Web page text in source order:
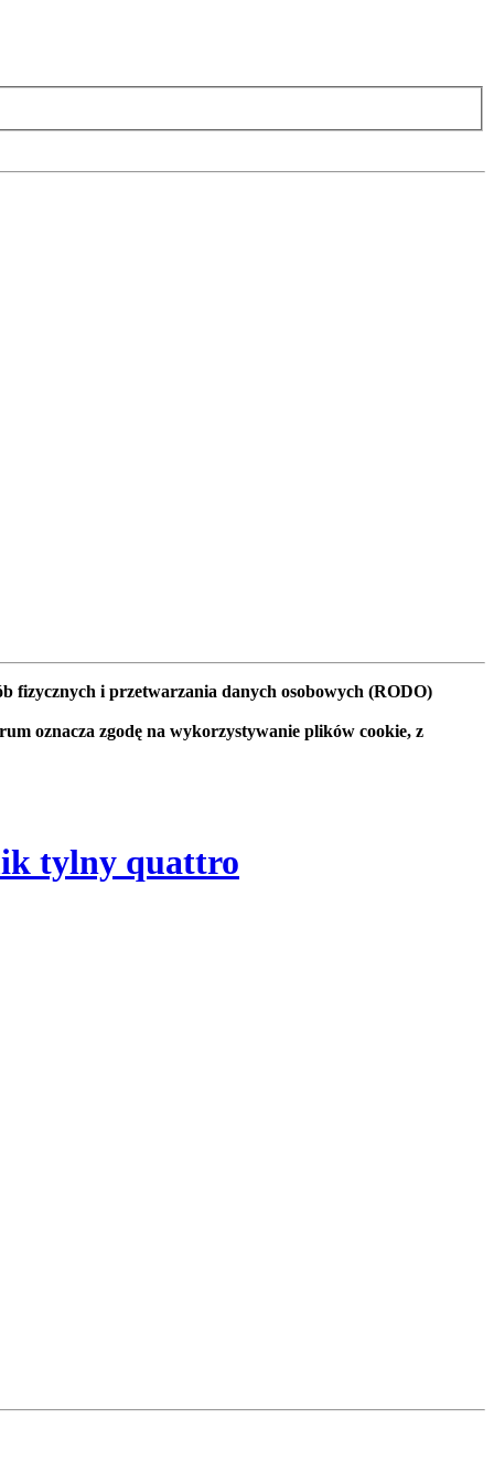
fizycznych i przetwarzania danych osobowych (RODO)
oznacza zgodę na wykorzystywanie plików cookie, z
tylny quattro